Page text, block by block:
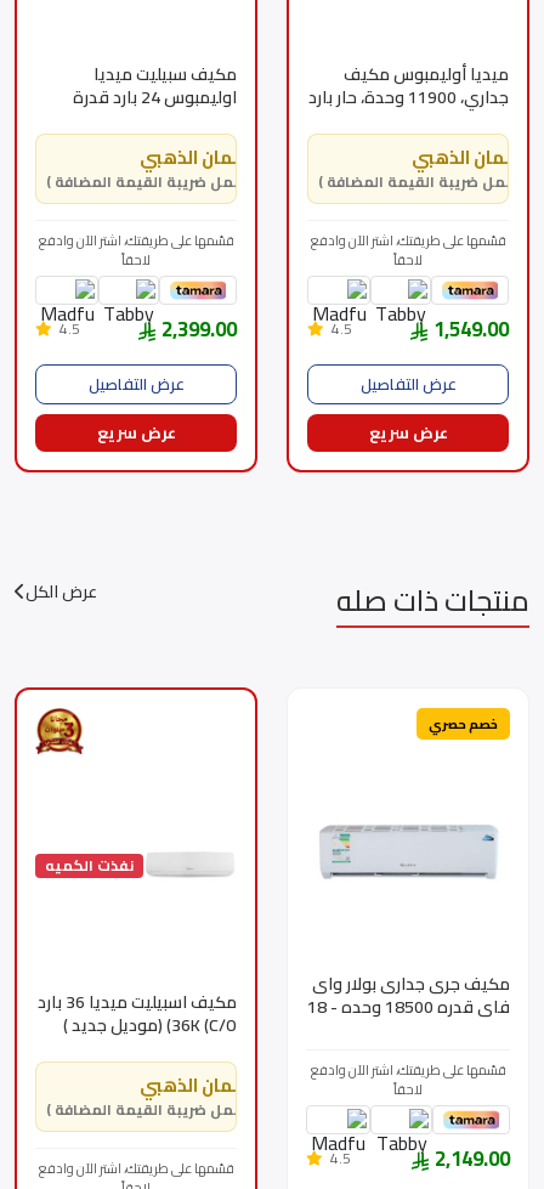
ميديا أوليمبوس مكيف
جداري، 11900 وحدة، حار بارد
MSTL12HRNAG2
الضمان الذهبي
قسّمها على طريقتك، اشتر الآن وادفع
لاحقاً
1,549.00
4.5
عرض التفاصيل
عرض سريع
مكيف سبيليت ميديا
اوليمبوس 24 بارد قدرة
الضمان الذهبي
قسّمها على طريقتك، اشتر الآن وادفع
لاحقاً
2,399.00
4.5
عرض التفاصيل
عرض سريع
منتجات ذات صله عرض الكل
خصم حصري
مكيف جرى جدارى بولار واى
فاى قدره 18500 وحده - 18
GWC18AGDXF-D3NTA1F/O
قسّمها على طريقتك، اشتر الآن وادفع
لاحقاً
2,149.00
4.5
نفذت الكميه
مكيف اسبيليت ميديا 36 بارد
36K (C/O) (موديل جديد )
MSTL36CRN3MBKSA
الضمان الذهبي
قسّمها على طريقتك، اشتر الآن وادفع